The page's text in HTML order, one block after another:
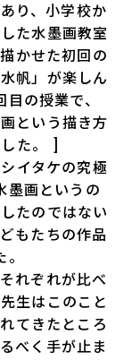
り、小学校か
た水墨画教室
かせた初回の
帆」が楽しん
の授業で、
という描き方
た。 ]
イタケの究極
墨画というの
たのではない
もたちの作品
れぞれが比べ
生はこのこと
てきたところ
べく手が止ま